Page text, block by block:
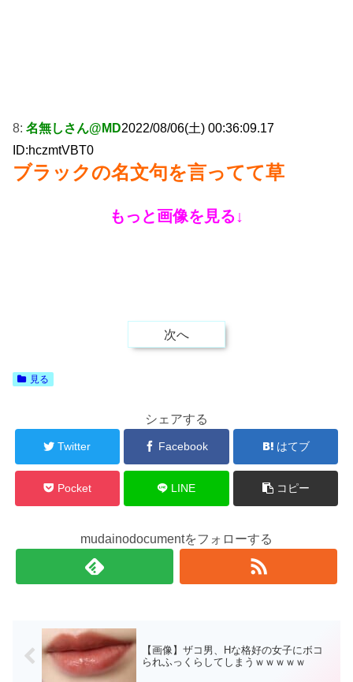
8: 名無しさん@MD2022/08/06(土) 00:36:09.17
ID:hczmtVBT0
ブラックの名文句を言ってて草
もっと画像を見る↓
次へ
見る
シェアする
Twitter Facebook はてブ
Pocket LINE コピー
mudainodocumentをフォローする
【画像】ザコ男、Нな格好の女子にボコ
られふっくらしてしまうｗｗｗｗｗ